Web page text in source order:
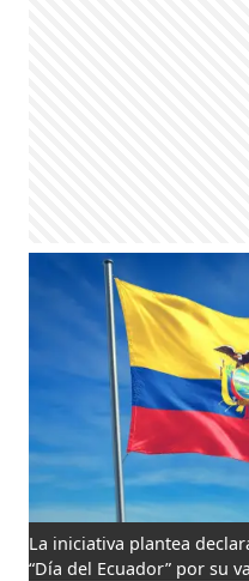
La iniciativa plantea
“Día del Ecuador” por su